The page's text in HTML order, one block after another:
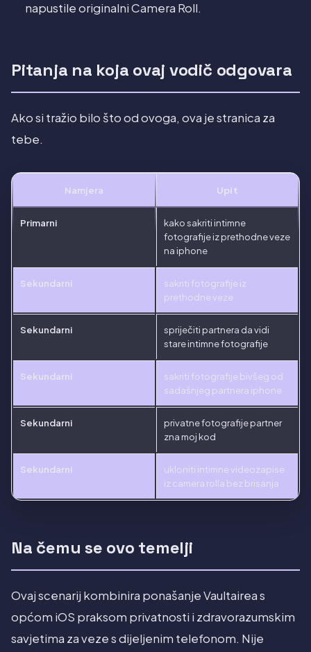
napustile originalni Camera Roll.
Pitanja na koja ovaj vodič odgovara
Ako si tražio bilo što od ovoga, ova je stranica za
tebe.
Namjera Upit
Primarni
kako sakriti intimne
fotografije iz prethodne veze
na iphone
Sekundarni
sakriti fotografije iz
prethodne veze
Sekundarni
spriječiti partnera da vidi
stare intimne fotografije
Sekundarni
sakriti fotografije bivšeg od
sadašnjeg partnera iphone
Sekundarni
privatne fotografije partner
zna moj kod
Sekundarni
ukloniti intimne videozapise
iz camera rolla bez brisanja
Na čemu se ovo temelji
Ovaj scenarij kombinira ponašanje Vaultairea s
općom iOS praksom privatnosti i zdravorazumskim
savjetima za veze s dijeljenim telefonom. Nije